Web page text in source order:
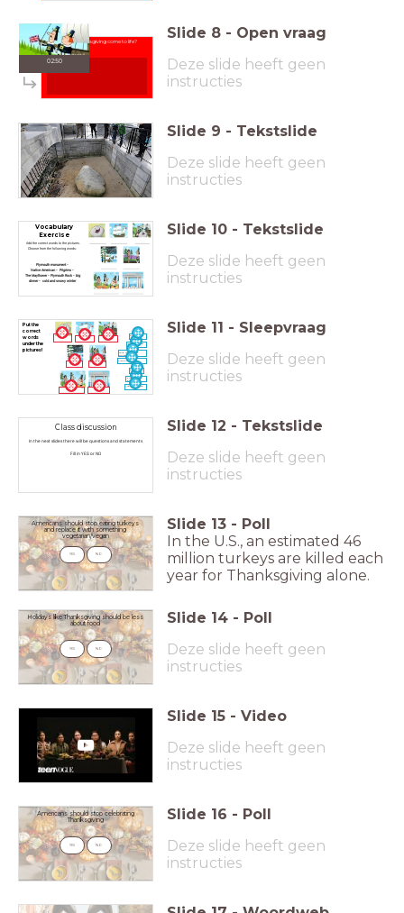
02:50
How did Thanksgiving come to life?
Slide 8 - Open vraag
Deze slide heeft geen
instructies
Slide 9 - Tekstslide
Deze slide heeft geen
instructies
Add the correct words to the pictures.
Choose from the following words:
Plymouth monument -
Native American - Pilgrims -
The Mayflower - Plymouth Rock - big
dinner - cold and snowy winter
Vocabulary
Exercise
Slide 10 - Tekstslide
Deze slide heeft geen
instructies
Put the
correct
words
under the
pictures!
Plymouth
Rock
The Mayflower
Pilgrims
cold and snowy
winter
Native American
big dinner
Plymouth
monument
Slide 11 - Sleepvraag
Deze slide heeft geen
instructies
Class discussion
In the next slides there will be questions and statements
Fill in YES or NO
Slide 12 - Tekstslide
Deze slide heeft geen
instructies
Americans should stop eating turkeys
and replace it with something
vegetarian/vegan
YES NO
Slide 13 - Poll
In the U.S., an estimated 46
million turkeys are killed each
year for Thanksgiving alone.
Holidays like Thanksgiving should be less
about food
NO
Slide 14 - Poll
Deze slide heeft geen
instructies
Slide 15 - Video
Deze slide heeft geen
instructies
Americans should stop celebrating
Thanksgiving
NO
Slide 16 - Poll
Deze slide heeft geen
instructies